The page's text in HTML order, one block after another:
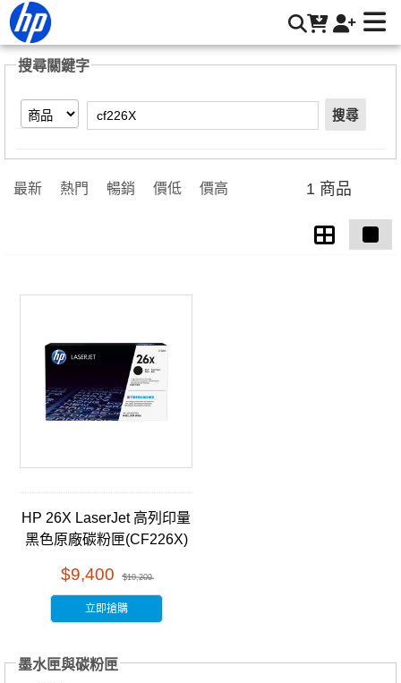
【cf226X】搜尋結果 | HP® 惠普台灣原廠購物網
搜尋關鍵字
搜尋
最新 熱門 暢銷 價低 價高 1 商品
HP 26X LaserJet 高列印量
黑色原廠碳粉匣(CF226X)
$9,400 $10,209
立即搶購
墨水匣與碳粉匣